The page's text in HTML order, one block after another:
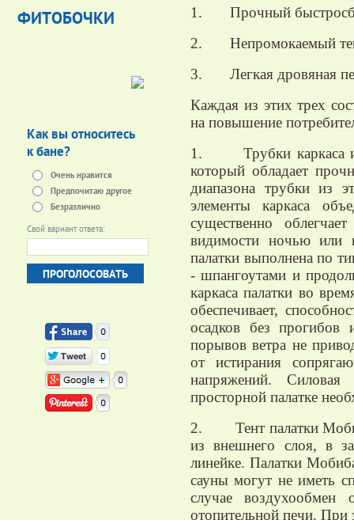
ФИТОБОЧКИ
Как вы относитесь
к бане?
Очень нравится
Предпочитаю другое
Безразлично
Свой вариант ответа:
1. Прочный
2. Непромокаемый тент
3. Легкая дровяная
Каждая из этих трех
на повышение
1. Трубки каркаса
который обладает
диапазона трубки из
элементы каркаса
существенно
видимости ночью или
палатки выполнена по
- шпангоутами и
каркаса палатки во
обеспечивает,
осадков без
порывов ветра не
от истирания
напряжений. Силовая
просторной палатке
2. Тент палатки
из внешнего слоя, в
линейке. Палатки
сауны могут не иметь
случае
отопительной печи. При